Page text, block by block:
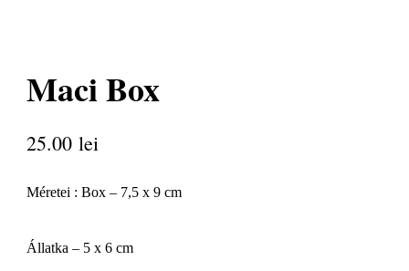
Maci Box
25.00 lei
Méretei : Box – 7,5 x 9 cm
Állatka – 5 x 6 cm